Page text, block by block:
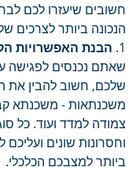
חשובים שיעזרו לכם
הנכונה ביותר לצרכים
1. הבנת האפשרויות
שאתם נכנסים לפגישה
שלכם, חשוב להבין את
משכנתאות - משכנתא
צמודה למדד ועוד. כל
וחסרונות שונים
ביותר למצבכם הכלכלי.